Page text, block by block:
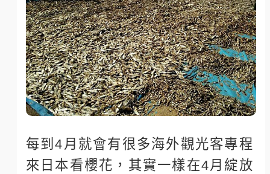
每到4月就會有很多海外觀光客專程
來日本看櫻花，其實一樣在4月綻放